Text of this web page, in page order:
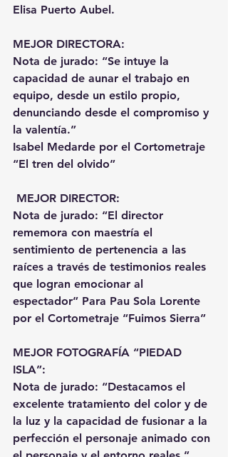
Elisa Puerto Aubel.
MEJOR DIRECTORA:
Nota de jurado: “Se intuye la
capacidad de aunar el trabajo en
equipo, desde un estilo propio,
denunciando desde el compromiso y
la valentía.”
Isabel Medarde por el Cortometraje
“El tren del olvido”
MEJOR DIRECTOR:
Nota de jurado: “El director
rememora con maestría el
sentimiento de pertenencia a las
raíces a través de testimonios reales
que logran emocionar al
espectador” Para Pau Sola Lorente
por el Cortometraje “Fuimos Sierra”
MEJOR FOTOGRAFÍA “PIEDAD
ISLA”:
Nota de jurado: “Destacamos el
excelente tratamiento del color y de
la luz y la capacidad de fusionar a la
perfección el personaje animado con